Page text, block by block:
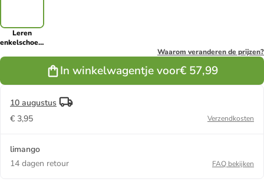
Leren
enkelschoenen
Waarom veranderen de prijzen?
In winkelwagentje voor€ 57,99
10 augustus
€ 3,95
Verzendkosten
limango
14 dagen retour
FAQ bekijken